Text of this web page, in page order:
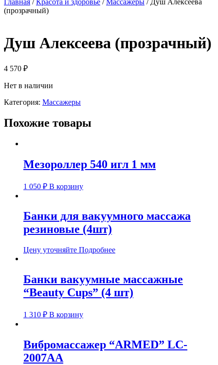
Главная /Красота и здоровье /Массажеры / Душ Алексеева
(прозрачный)
Душ Алексеева (прозрачный)
4 570 ₽
Нет в наличии
Категория: Массажеры
Похожие товары
Мезороллер 540 игл 1 мм
1 050 ₽ В корзину
Банки для вакуумного массажа
резиновые (4шт)
Цену уточняйте Подробнее
Банки вакуумные массажные
“Beauty Cups” (4 шт)
1 310 ₽ В корзину
Вибромассажер “ARMED” LC-
2007AA